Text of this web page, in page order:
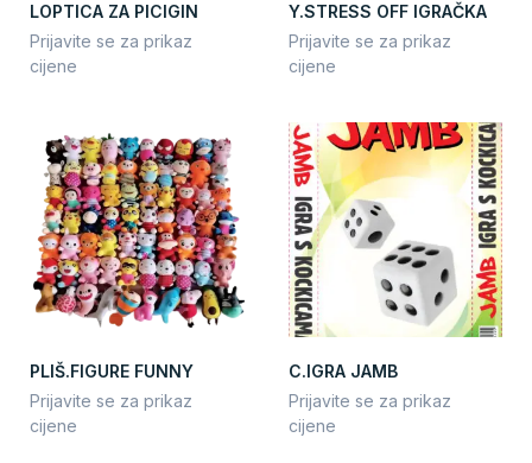
LOPTICA ZA PICIGIN
Prijavite se za prikaz
cijene
Y.STRESS OFF IGRAČKA
Prijavite se za prikaz
cijene
PLIŠ.FIGURE FUNNY
Prijavite se za prikaz
cijene
C.IGRA JAMB
Prijavite se za prikaz
cijene